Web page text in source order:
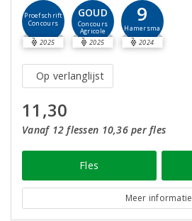
Proefschrift
Concours
2025
GOUD
Concours
Agricole
2025
9
Hamersma
2024
Op verlanglijst
11,30
Vanaf 12 flessen 10,36 per fles
Fles
Meer informatie